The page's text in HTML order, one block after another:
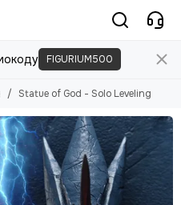
FIGURIUM500
Statue of God - Solo Leveling